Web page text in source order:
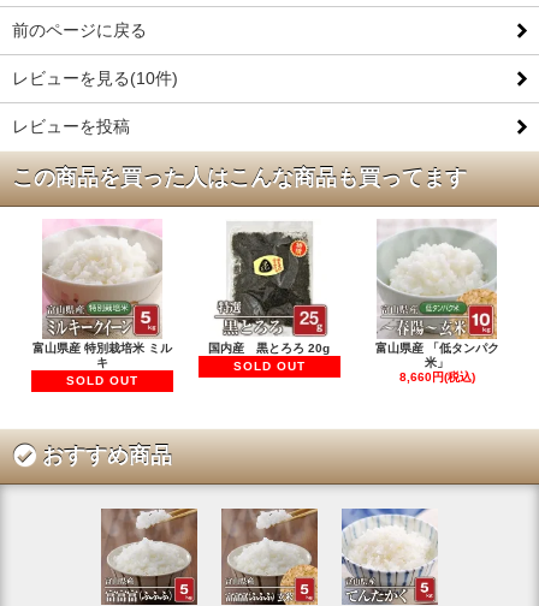
前のページに戻る
レビューを見る(10件)
レビューを投稿
この商品を買った人はこんな商品も買ってます
富山県産 特別栽培米 ミル
キ
SOLD OUT
国内産 黒とろろ 20g
SOLD OUT
富山県産 「低タンパク
米」
8,660円(税込)
おすすめ商品